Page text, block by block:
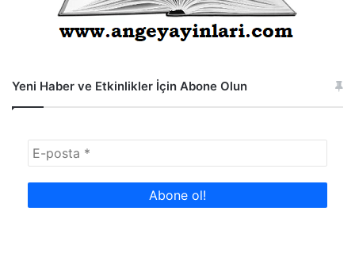
Yeni Haber ve Etkinlikler İçin Abone Olun